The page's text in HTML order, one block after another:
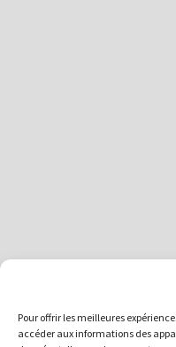
Pour offrir les meilleures
accéder aux informations des